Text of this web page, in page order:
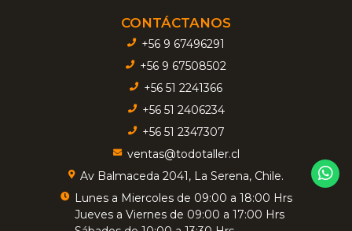
CONTÁCTANOS
+56 9 67496291
+56 9 67508502
+56 51 2241366
+56 51 2406234
+56 51 2347307
ventas@todotaller.cl
Av Balmaceda 2041, La Serena, Chile.
Lunes a Miercoles de 09:00 a 18:00 Hrs
Jueves a Viernes de 09:00 a 17:00 Hrs